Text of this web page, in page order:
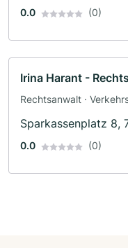
0.0 (0)
Irina Harant -
Rechtsanwalt ·
Sparkassenplatz 8,
0.0 (0)